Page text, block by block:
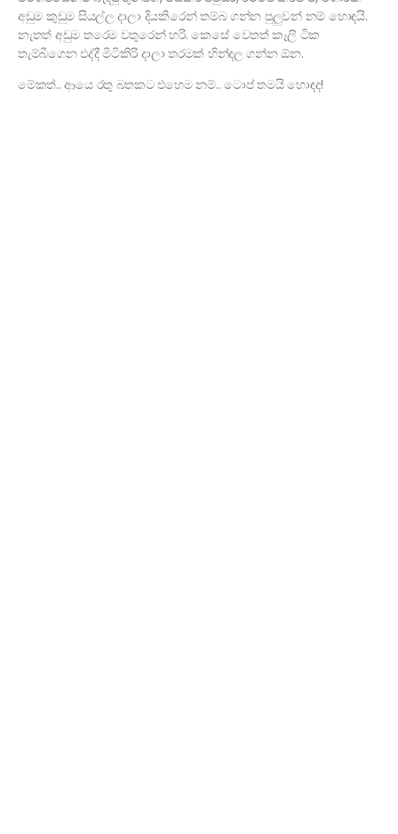
අඩුම කුඩුම සියල්ල දාලා දියකිරෙන් තම්බ ගන්න පුලුවන් නම් හොඳයි.
නැතත් අඩුම තරෙම වතුරෙන් හරි. කෙසේ වෙතත් කෑලි ටික
තැම්බීගෙන එද්දී මිටිකිරි දාලා තරමක් හින්දල ගන්න ඕන.
මේකත්.. ආයෙ රතු බතකට එහෙම නම්.. ටොප් තමයි හොඳද!